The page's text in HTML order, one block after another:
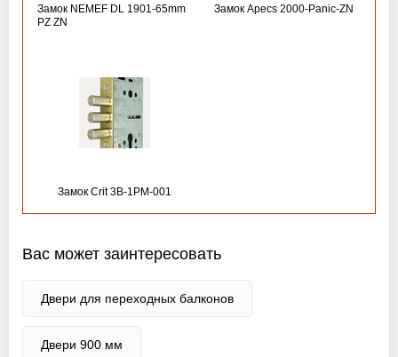
Замок NEMEF DL 1901-65mm
PZ ZN
Замок Apecs 2000-Panic-ZN
Замок Crit 3B-1PM-001
Вас может заинтересовать
Двери для переходных балконов
Двери 900 мм